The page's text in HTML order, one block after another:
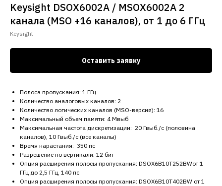
Keysight DSOX6002A / MSOX6002A 2
канала (MSO +16 каналов), от 1 до 6 ГГц
Keysight
Оставить заявку
Полоса пропускания: 1 ГГц
Количество аналоговых каналов: 2
Количество логических каналов (MSO-версия): 16
Максимальный объем памяти: 4 Мвыб
Максимальная частота дискретизации: 20 Гвыб./с (половина
каналов), 10 Гвыб./с (все каналы)
Время нарастания: 350 пс
Разрешение по вертикали: 12 бит
Опция расширения полосы пропускания: DSOX6B10T252BWот 1
ГГц до 2,5 ГГц, 140 пс
Опция расширения полосы пропускания: DSOX6B10T402BW от 1